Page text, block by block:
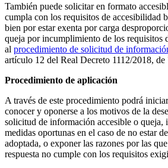
También puede solicitar en formato
cumpla con los requisitos de accesibilidad
bien por estar exenta por carga
queja por incumplimiento de los requisitos
al procedimiento de solicitud de
artículo 12 del Real Decreto 1112/2018, de
Procedimiento de aplicación
A través de este procedimiento podrá
conocer y oponerse a los motivos de la
solicitud de información accesible o queja,
medidas oportunas en el caso de no estar
adoptada, o exponer las razones por las
respuesta no cumple con los requisitos